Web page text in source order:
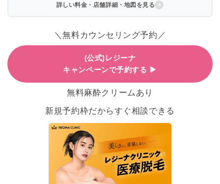
詳しい料金・店舗詳細・地図を見る
＼無料カウンセリング予約／
(公式)レジーナ
キャンペーンで予約する ▶
無料麻酔クリームあり
新規予約枠だからすぐ相談できる